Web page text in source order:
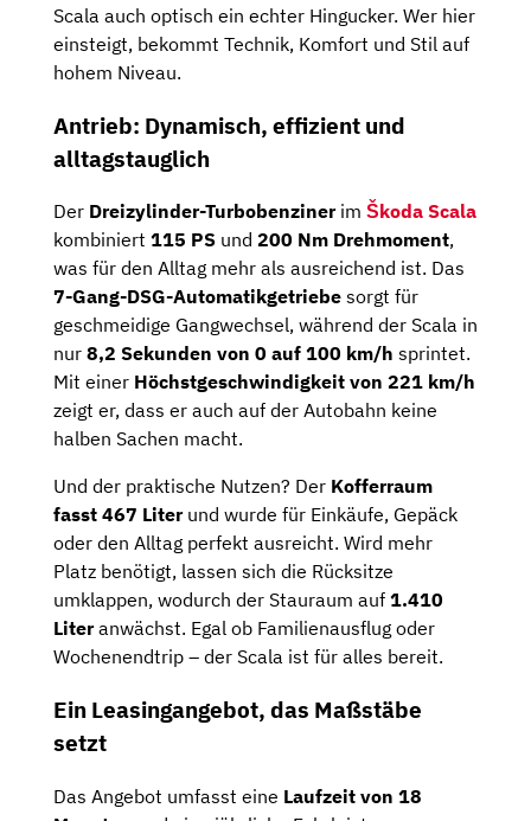
Scala auch optisch ein echter Hingucker. Wer hier
einsteigt, bekommt Technik, Komfort und Stil auf
hohem Niveau.
Antrieb: Dynamisch, effizient und
alltagstauglich
Der Dreizylinder-Turbobenzinerim Škoda Scala
kombiniert 115 PS und 200 Nm Drehmoment,
was für den Alltag mehr als ausreichend ist. Das
7-Gang-DSG-Automatikgetriebe sorgt für
geschmeidige Gangwechsel, während der Scala in
nur 8,2 Sekunden von 0 auf 100 km/h sprintet.
Mit einer Höchstgeschwindigkeit von 221 km/h
zeigt er, dass er auch auf der Autobahn keine
halben Sachen macht.
Und der praktische Nutzen? Der Kofferraum
fasst 467 Literund wurde für Einkäufe, Gepäck
oder den Alltag perfekt ausreicht. Wird mehr
Platz benötigt, lassen sich die Rücksitze
umklappen, wodurch der Stauraum auf 1.410
Literanwächst. Egal ob Familienausflug oder
Wochenendtrip – der Scala ist für alles bereit.
Ein Leasingangebot, das Maßstäbe
setzt
Das Angebot umfasst eine Laufzeit von 18